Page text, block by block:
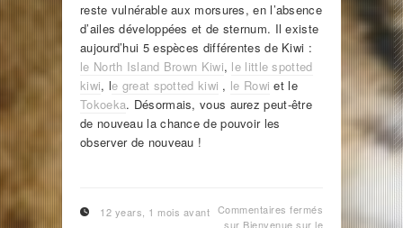
reste vulnérable aux morsures, en l’absence
d’ailes développées et de sternum. Il existe
aujourd’hui 5 espèces différentes de Kiwi :
le North Island Brown Kiwi, le little spotted
kiwi, le great spotted kiwi , le Rowi et le
Tokoeka. Désormais, vous aurez peut-être
de nouveau la chance de pouvoir les
observer de nouveau !
12 years, 1 mois avant Commentaires fermés
sur Bienvenue sur le